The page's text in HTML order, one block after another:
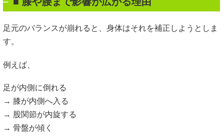
足元のバランスが崩れると、身体はそれを補正しようとしま
す。
例えば、
足が内側に倒れる
→ 膝が内側へ入る
→ 股関節が内旋する
→ 骨盤が傾く